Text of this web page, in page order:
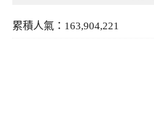
累積人氣：163,904,221